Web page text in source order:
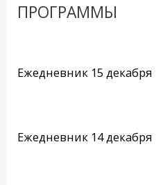
ПРОГРАММЫ
Ежедневник 15 декабря
Ежедневник 14 декабря